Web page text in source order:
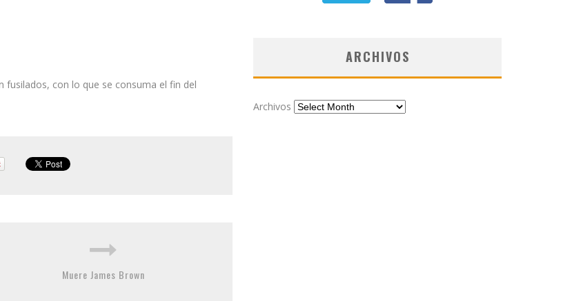
fusilados, con lo que se consuma el fin del
Muere James Brown
ARCHIVOS
Archivos